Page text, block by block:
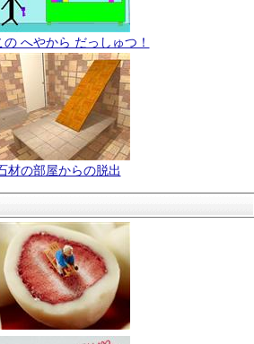
の へやから だっしゅつ！
材の部屋からの脱出